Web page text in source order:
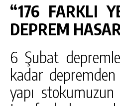
“176 FARKLI
DEPREM
6 Şubat
kadar
yapı